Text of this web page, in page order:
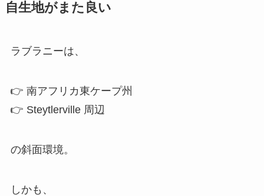
自生地がまた良い
ラブラニーは、
👉 南アフリカ東ケープ州
👉 Steytlerville 周辺
の斜面環境。
しかも、